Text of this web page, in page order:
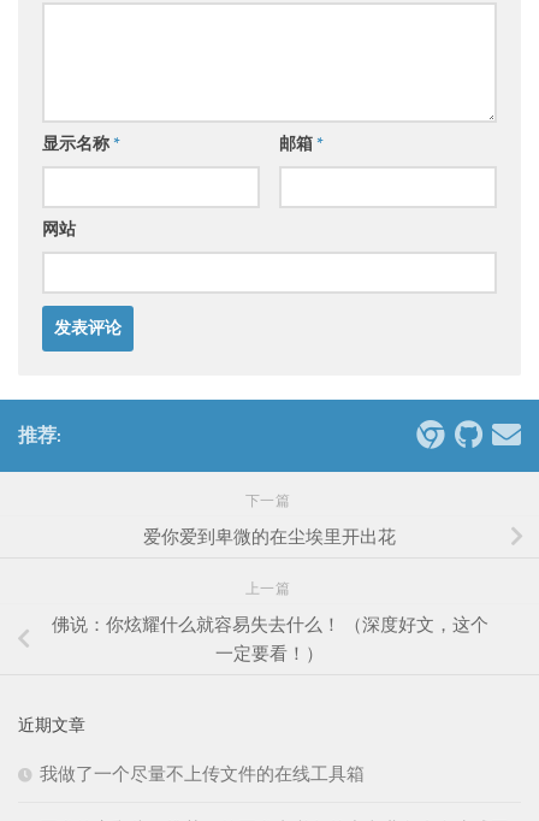
显示名称* 邮箱*
网站
推荐:
下一篇
爱你爱到卑微的在尘埃里开出花
上一篇
佛说：你炫耀什么就容易失去什么！ （深度好文，这个
一定要看！）
近期文章
我做了一个尽量不上传文件的在线工具箱